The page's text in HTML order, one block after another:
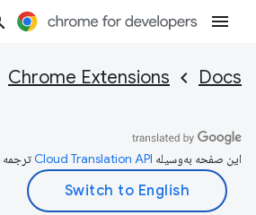
Docs
Chrome Extensions
این صفحه به‌وسیله